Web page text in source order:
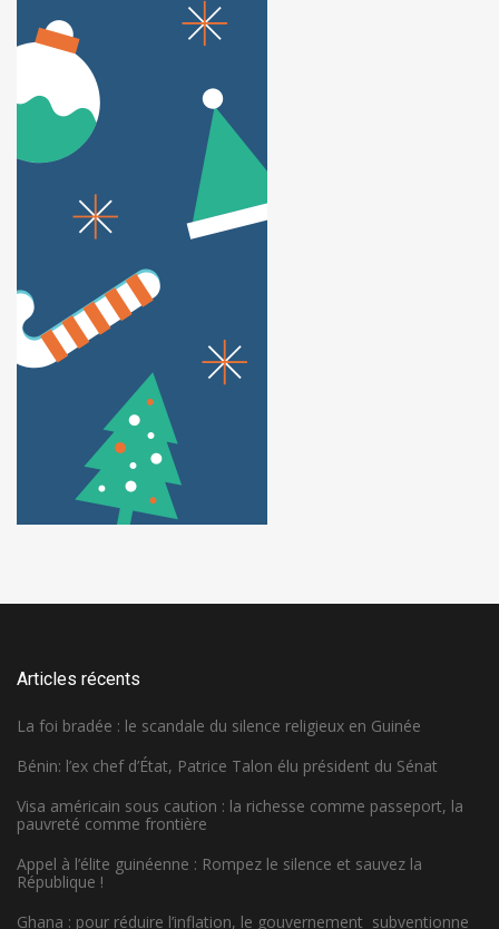
Articles récents
La foi bradée : le scandale du silence religieux en Guinée
Bénin: l’ex chef d’État, Patrice Talon élu président du Sénat
Visa américain sous caution : la richesse comme passeport, la
pauvreté comme frontière
Appel à l’élite guinéenne : Rompez le silence et sauvez la
République !
Ghana : pour réduire l’inflation, le gouvernement subventionne